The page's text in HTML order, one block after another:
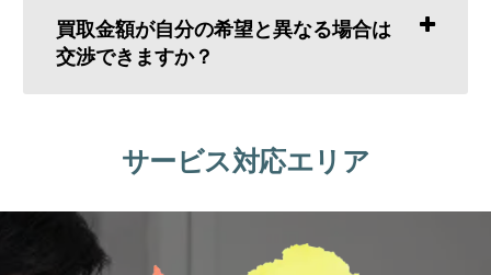
買取金額が自分の希望と異なる場合は
交渉できますか？
サービス対応エリア